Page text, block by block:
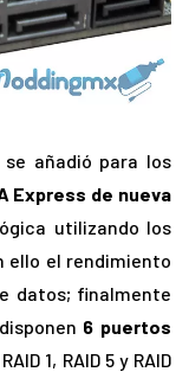
añadió para los
Express de nueva
utilizando los
ello el rendimiento
datos; finalmente
6 puertos
1, RAID 5 y RAID